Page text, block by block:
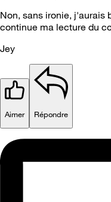
Non, sans ironie, j'aurais
continue ma lecture du
Jey
Aimer Répondre